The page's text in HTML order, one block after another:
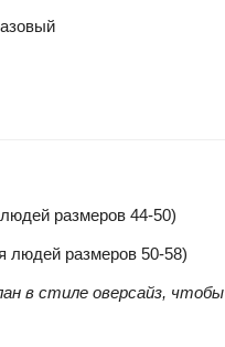
размеров 44-50)
людей размеров 50-58)
в стиле оверсайз,